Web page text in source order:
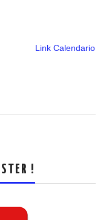
Link Calendario
!